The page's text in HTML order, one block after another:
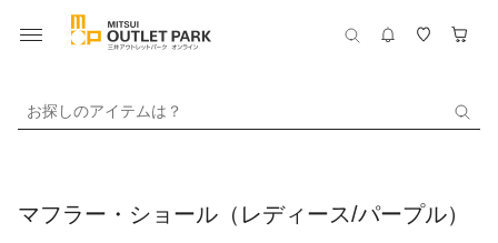
お探しのアイテムは？
マフラー・ショール（レディース/パープル）